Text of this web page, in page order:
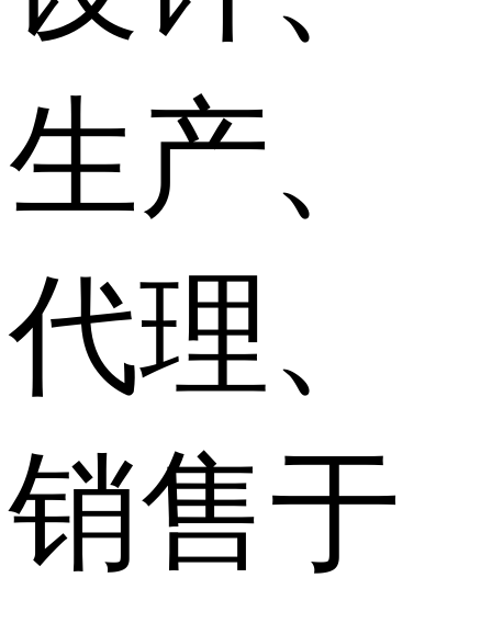
生产、
代理、
销售于